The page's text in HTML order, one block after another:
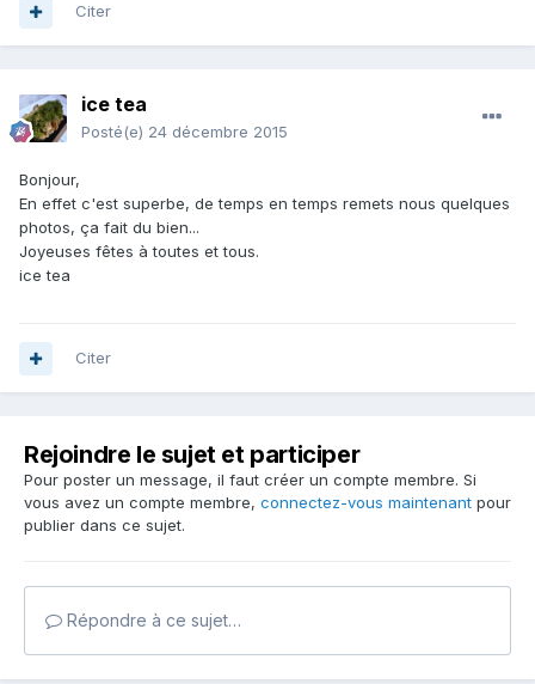
Citer
ice tea
Posté(e) 24 décembre 2015
Bonjour,
En effet c'est superbe, de temps en temps remets nous quelques
photos, ça fait du bien...
Joyeuses fêtes à toutes et tous.
ice tea
Citer
Rejoindre le sujet et participer
Pour poster un message, il faut créer un compte membre. Si
vous avez un compte membre, connectez-vous maintenant pour
publier dans ce sujet.
Répondre à ce sujet…